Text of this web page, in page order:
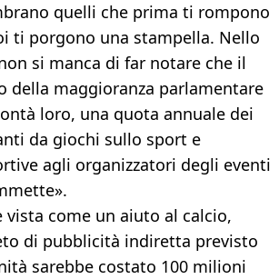
quelli che prima ti rompono
ti porgono una stampella. Nello
si manca di far notare che il
della maggioranza parlamentare
loro, una quota annuale dei
da giochi sullo sport e
agli organizzatori degli eventi
vista come un aiuto al calcio,
di pubblicità indiretta previsto
sarebbe costato 100 milioni